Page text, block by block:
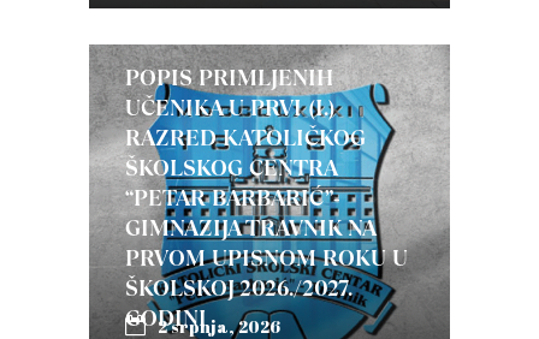
POPIS PRIMLJENIH
UČENIKA U PRVI (I.)
RAZRED KATOLIČKOG
ŠKOLSKOG CENTRA
“PETAR BARBARIĆ”-
GIMNAZIJA TRAVNIK NA
PRVOM UPISNOM ROKU U
ŠKOLSKOJ 2026./2027.
GODINI
2 srpnja, 2026